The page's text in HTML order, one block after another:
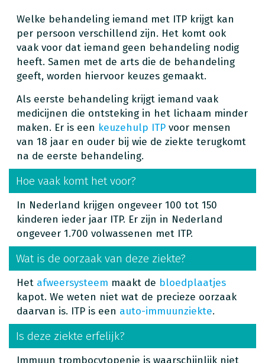
Welke behandeling iemand met ITP krijgt kan
per persoon verschillend zijn. Het komt ook
vaak voor dat iemand geen behandeling nodig
heeft. Samen met de arts die de behandeling
geeft, worden hiervoor keuzes gemaakt.
Als eerste behandeling krijgt iemand vaak
medicijnen die ontsteking in het lichaam minder
maken. Er is een keuzehulp ITP voor mensen
van 18 jaar en ouder bij wie de ziekte terugkomt
na de eerste behandeling.
Hoe vaak komt het voor?
In Nederland krijgen ongeveer 100 tot 150
kinderen ieder jaar ITP. Er zijn in Nederland
ongeveer 1.700 volwassenen met ITP.
Wat is de oorzaak van deze ziekte?
Het afweersysteem maakt de bloedplaatjes
kapot. We weten niet wat de precieze oorzaak
daarvan is. ITP is een auto-immuunziekte.
Is deze ziekte erfelijk?
Immuun trombocytopenie is waarschijnlijk niet